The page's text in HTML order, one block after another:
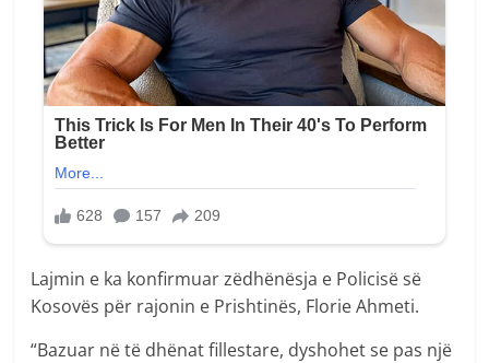
Lajmin e ka konfirmuar zëdhënësja e Policisë së
Kosovës për rajonin e Prishtinës, Florie Ahmeti.
“Bazuar në të dhënat fillestare, dyshohet se pas një